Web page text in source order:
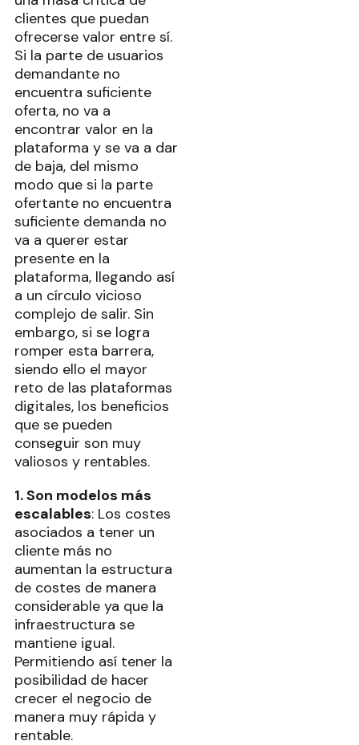
clientes que puedan
ofrecerse valor entre sí.
Si la parte de usuarios
demandante no
encuentra suficiente
oferta, no va a
encontrar valor en la
plataforma y se va a dar
de baja, del mismo
modo que si la parte
ofertante no encuentra
suficiente demanda no
va a querer estar
presente en la
plataforma, llegando así
a un círculo vicioso
complejo de salir. Sin
embargo, si se logra
romper esta barrera,
siendo ello el mayor
reto de las plataformas
digitales, los beneficios
que se pueden
conseguir son muy
valiosos y rentables.
1. Son modelos más
escalables: Los costes
asociados a tener un
cliente más no
aumentan la estructura
de costes de manera
considerable ya que la
infraestructura se
mantiene igual.
Permitiendo así tener la
posibilidad de hacer
crecer el negocio de
manera muy rápida y
rentable.